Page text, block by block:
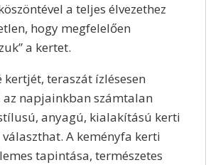
a teljes élvezethez
hogy megfelelően
a kertet.
kertjét, teraszát ízlésesen
az napjainkban számtalan
anyagú, kialakítású kerti
A keményfa kerti
tapintása, természetes